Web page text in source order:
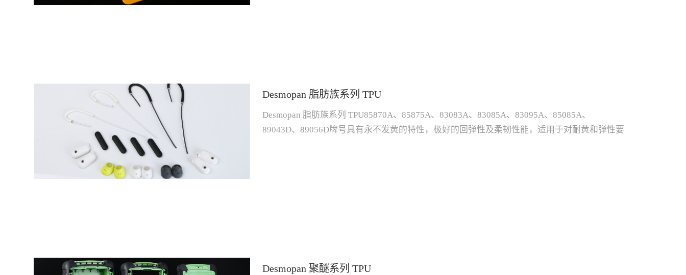
Desmopan 脂肪族系列 TPU
Desmopan 脂肪族系列 TPU85870A、85875A、83083A、83085A、83095A、85085A、
89043D、89056D牌号具有永不发黄的特性，极好的回弹性及柔韧性能，适用于对耐黄和弹性要
Desmopan 聚醚系列 TPU